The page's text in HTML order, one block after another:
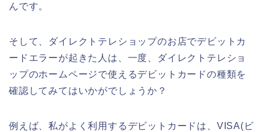
んです。
そして、ダイレクトテレショップのお店でデビットカ
ードエラーが起きた人は、一度、ダイレクトテレショ
ップのホームページで使えるデビットカードの種類を
確認してみてはいかがでしょうか？
例えば、私がよく利用するデビットカードは、VISA(ビ